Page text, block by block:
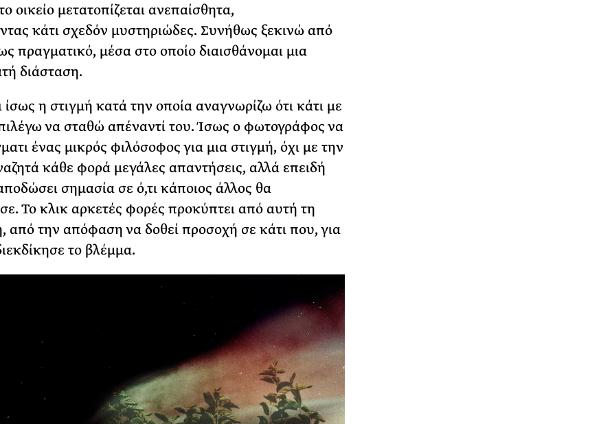
οικείο μετατοπίζεται ανεπαίσθητα,
κάτι σχεδόν μυστηριώδες. Συνήθως ξεκινώ από
πραγματικό, μέσα στο οποίο διαισθάνομαι μια
διάσταση.
ίσως η στιγμή κατά την οποία αναγνωρίζω ότι κάτι με
να σταθώ απέναντί του. Ίσως ο φωτογράφος να
ένας μικρός φιλόσοφος για μια στιγμή, όχι με την
κάθε φορά μεγάλες απαντήσεις, αλλά επειδή
σημασία σε ό,τι κάποιος άλλος θα
Το κλικ αρκετές φορές προκύπτει από αυτή τη
από την απόφαση να δοθεί προσοχή σε κάτι που, για
το βλέμμα.